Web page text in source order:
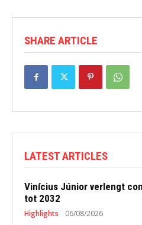
SHARE ARTICLE
LATEST ARTICLES
Vinícius Júnior verlengt
tot 2032
Highlights 06/08/2026